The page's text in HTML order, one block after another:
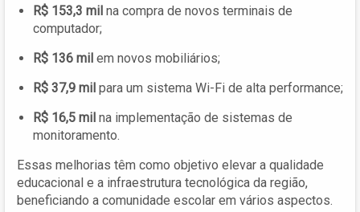
R$ 153,3 mil na compra de novos terminais de
computador;
R$ 136 mil em novos mobiliários;
R$ 37,9 mil para um sistema Wi-Fi de alta performance;
R$ 16,5 mil na implementação de sistemas de
monitoramento.
Essas melhorias têm como objetivo elevar a qualidade
educacional e a infraestrutura tecnológica da região,
beneficiando a comunidade escolar em vários aspectos.